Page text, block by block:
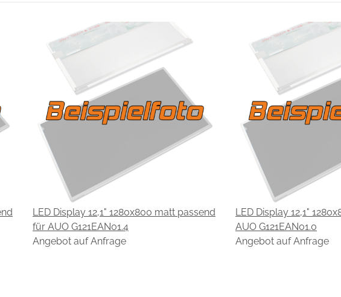
LED Display 12,1" 1280x800 matt passend
für AUO G121EAN01.4
Angebot auf Anfrage
LED Display 12,1"
AUO G121EAN01.0
Angebot auf Anfrage